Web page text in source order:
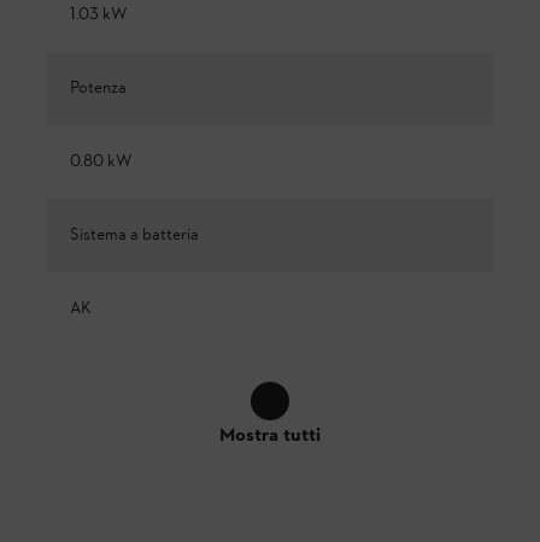
1.03 kW
Potenza
0.80 kW
Sistema a batteria
AK
Mostra tutti